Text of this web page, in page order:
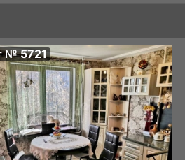
№ 5721